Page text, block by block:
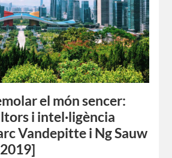
el món sencer:
i intel·ligència
Vandepitte i Ng Sauw